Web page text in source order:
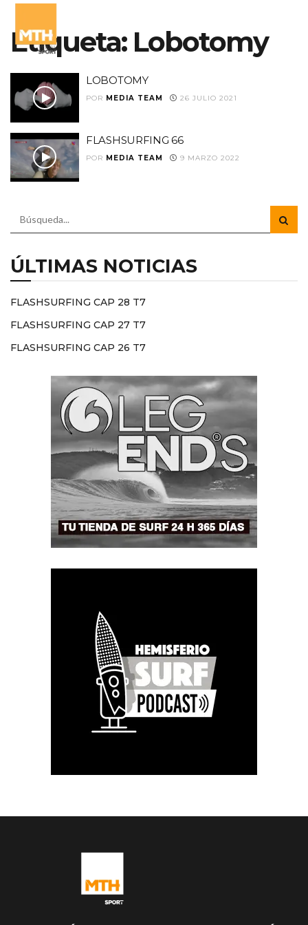
Etiqueta: Lobotomy
LOBOTOMY
POR MEDIA TEAM 26 JULIO 2021
FLASHSURFING 66
POR MEDIA TEAM 9 MARZO 2022
ÚLTIMAS NOTICIAS
FLASHSURFING CAP 28 T7
FLASHSURFING CAP 27 T7
FLASHSURFING CAP 26 T7